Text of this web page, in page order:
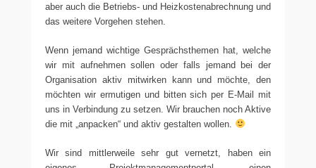
aber auch die Betriebs- und Heizkostenabrechnung und
das weitere Vorgehen stehen.
Wenn jemand wichtige Gesprächsthemen hat, welche
wir mit aufnehmen sollen oder falls jemand bei der
Organisation aktiv mitwirken kann und möchte, den
möchten wir ermutigen und bitten sich per E-Mail mit
uns in Verbindung zu setzen. Wir brauchen noch Aktive
die mit „anpacken“ und aktiv gestalten wollen.
Wir sind mittlerweile sehr gut vernetzt, haben ein